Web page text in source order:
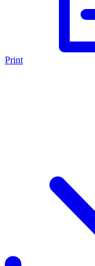
Print